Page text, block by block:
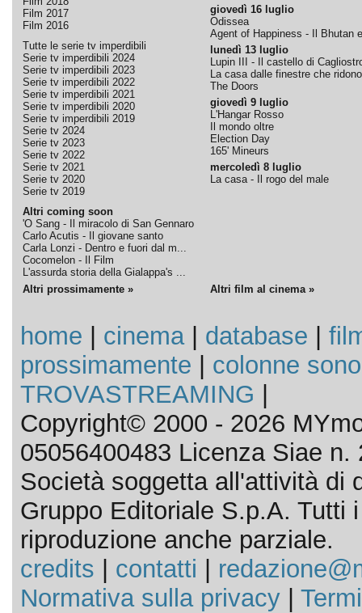
Film 2017
Film 2016
Tutte le serie tv imperdibili
Serie tv imperdibili 2024
Serie tv imperdibili 2023
Serie tv imperdibili 2022
Serie tv imperdibili 2021
Serie tv imperdibili 2020
Serie tv imperdibili 2019
Serie tv 2024
Serie tv 2023
Serie tv 2022
Serie tv 2021
Serie tv 2020
Serie tv 2019
Altri coming soon
'O Sang - Il miracolo di San Gennaro
Carlo Acutis - Il giovane santo
Carla Lonzi - Dentro e fuori dal m...
Cocomelon - Il Film
L'assurda storia della Gialappa's ...
giovedì 16 luglio
Odissea
Agent of Happiness - Il Bhutan
lunedì 13 luglio
Lupin III - Il castello di
La casa dalle finestre che ridono
The Doors
giovedì 9 luglio
L'Hangar Rosso
Il mondo oltre
Election Day
165' Mineurs
mercoledì 8 luglio
La casa - Il rogo del male
Altri prossimamente » Altri film al cinema »
home cinema| database
prossimamente
colonne
TROVASTREAMING
Copyright© 2000 - 2026
05056400483 Licenza Siae n.
Società soggetta all'attività di
Gruppo Editoriale S.p.A. Tutti
riproduzione anche parziale.
credits
contatti
Normativa sulla privacy|